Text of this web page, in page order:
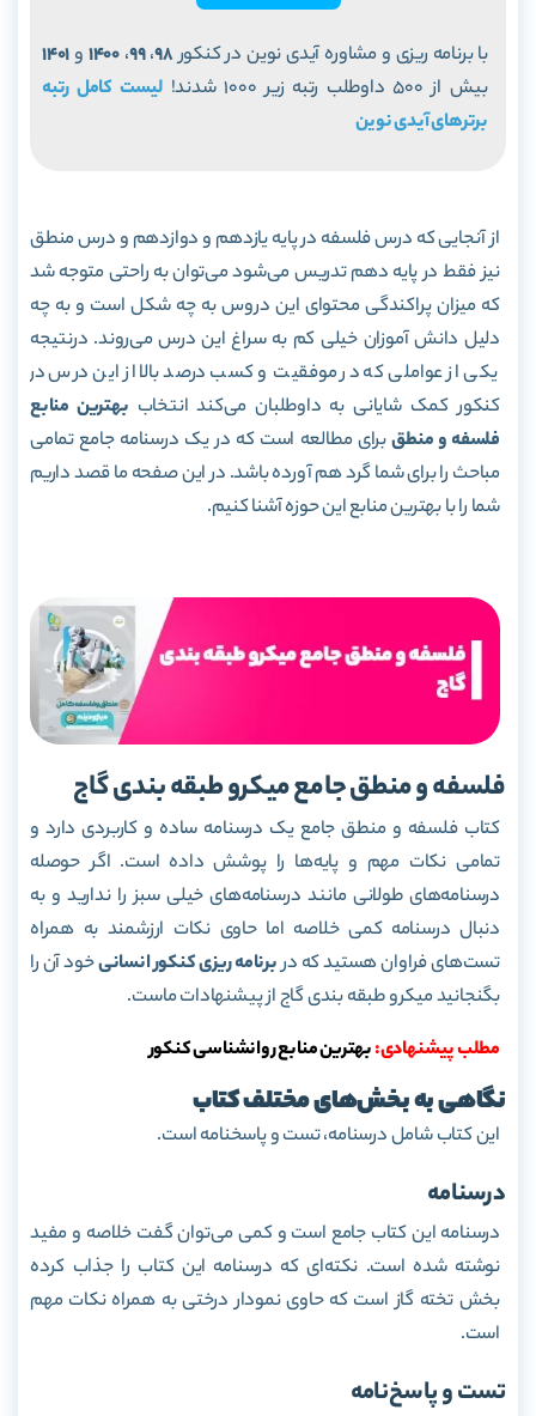
با برنامه ریزی و مشاوره آیدی نوین در کنکور98،99، 1400 و1401
بیش از 500 داوطلب رتبه زیر 1000 شدند!
لیست کامل رتبه
برترهای آیدی نوین
از آنجایی که درس فلسفه در پایه یازدهم و دوازدهم و درس منطق
نیز فقط در پایه دهم تدریس می‌شود می‌توان به راحتی متوجه شد
که میزان پراکندگی محتوای این دروس به چه شکل است و به چه
دلیل دانش آموزان خیلی کم به سراغ این درس می‌روند. درنتیجه
یکی از عواملی که در موفقیت و کسب درصد بالا از این درس در
کنکور کمک شایانی به داوطلبان می‌کند انتخاب بهترین منابع
فلسفه و منطقبرای مطالعه است که در یک درسنامه جامع تمامی
مباحث را برای شما گرد هم آورده باشد. در این صفحه ما قصد داریم
شما را با بهترین منابع این حوزه آشنا کنیم.
فلسفه و منطق جامع میکرو طبقه بندی گاج
کتاب فلسفه و منطق جامع یک درسنامه ساده و کاربردی دارد و
تمامی نکات مهم و پایه‌ها را پوشش داده است. اگر حوصله
درسنامه‌های طولانی مانند درسنامه‌های خیلی سبز را ندارید و به
دنبال درسنامه کمی خلاصه اما حاوی نکات ارزشمند به همراه
تست‌های فراوان هستید که دربرنامه ریزی کنکور انسانیخود آن را
بگنجانید میکرو طبقه بندی گاج از پیشنهادات ماست.
مطلب پیشنهادی:بهترین منابع روانشناسی کنکور
نگاهی به بخش‌های مختلف کتاب
این کتاب شامل درسنامه، تست و پاسخنامه است.
درسنامه
درسنامه این کتاب جامع است و کمی می‌توان گفت خلاصه و مفید
نوشته شده است. نکته‌ای که درسنامه این کتاب را جذاب کرده
بخش تخته گاز است که حاوی نمودار درختی به همراه نکات مهم
است.
تست و پاسخ‌نامه